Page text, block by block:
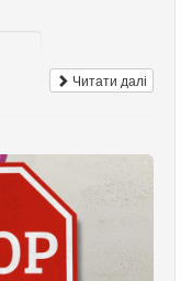
Читати далі